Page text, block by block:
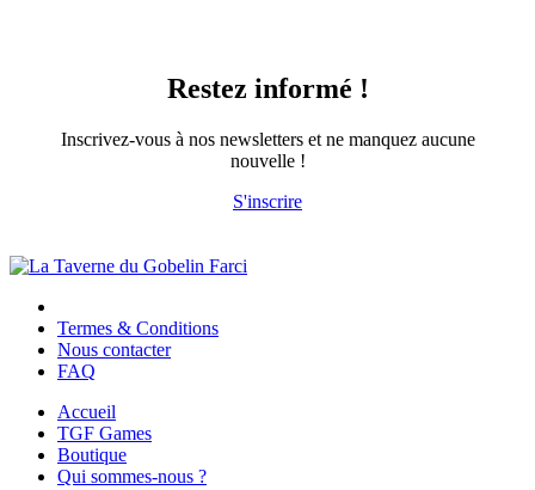
Restez informé !
Inscrivez-vous à nos newsletters et ne manquez aucune
nouvelle !
S'inscrire
Termes & Conditions
Nous contacter
FAQ
Accueil
TGF Games
Boutique
Qui sommes-nous ?